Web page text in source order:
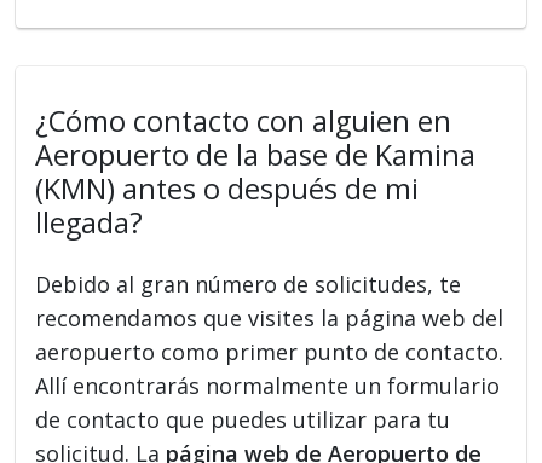
¿Cómo contacto con alguien en
Aeropuerto de la base de Kamina
(KMN) antes o después de mi
llegada?
Debido al gran número de solicitudes, te
recomendamos que visites la página web del
aeropuerto como primer punto de contacto.
Allí encontrarás normalmente un formulario
de contacto que puedes utilizar para tu
solicitud. La página web de Aeropuerto de